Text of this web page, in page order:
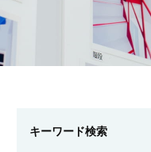
キーワード検索